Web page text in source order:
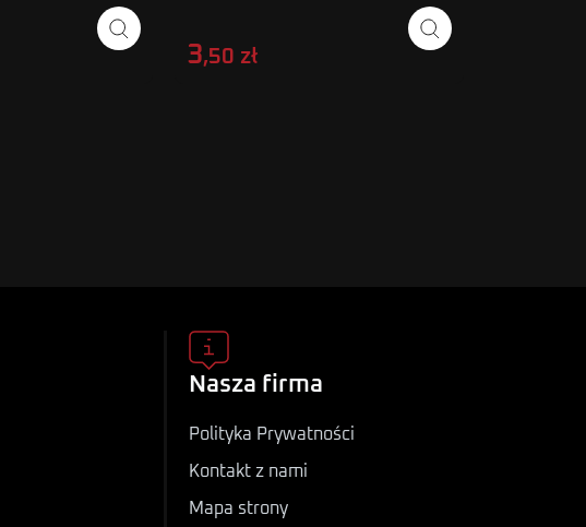
3,50 zł
Nasza firma
Polityka Prywatności
Kontakt z nami
Mapa strony